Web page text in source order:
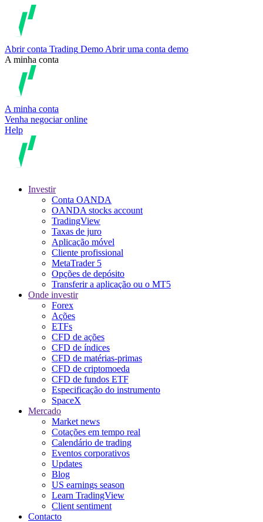
Abrir conta Trading Demo Abrir uma conta demo
A minha conta
A minha conta
Venha negociar online
Help
Investir
Conta OANDA
OANDA stocks account
TradingView
Taxas de juro
Aplicação móvel
Cliente profissional
MetaTrader 5
Opções de depósito
Transferir a aplicação ou o MT5
Onde investir
Forex
Ações
ETFs
CFD de ações
CFD de índices
CFD de matérias-primas
CFD de criptomoeda
CFD de fundos ETF
Especificação do instrumento
SpaceX
Mercado
Market news
Cotações em tempo real
Calendário de trading
Eventos corporativos
Updates
Blog
US earnings season
Learn TradingView
Client sentiment
Contacto